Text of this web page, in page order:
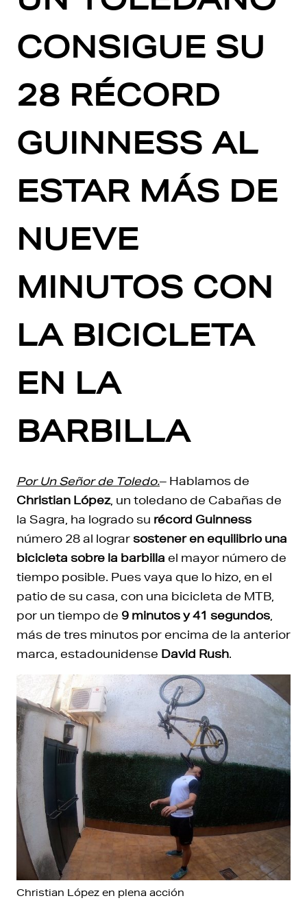
CONSIGUE SU
28 RÉCORD
GUINNESS AL
ESTAR MÁS DE
NUEVE
MINUTOS CON
LA BICICLETA
EN LA
BARBILLA
Por Un Señor de Toledo.– Hablamos de
Christian López, un toledano de Cabañas de
la Sagra, ha logrado su récord Guinness
número 28 al lograrsostener en equilibrio una
bicicleta sobre la barbilla el mayor número de
tiempo posible. Pues vaya que lo hizo, en el
patio de su casa, con una bicicleta de MTB,
por un tiempo de 9 minutos y 41 segundos
más de tres minutos por encima de la anterior
marca, estadounidense David Rush.
Christian López en plena acción